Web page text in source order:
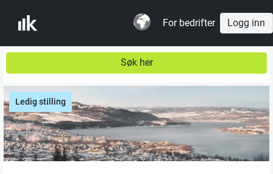
For bedrifter Logg inn
Søk her
Ledig stilling